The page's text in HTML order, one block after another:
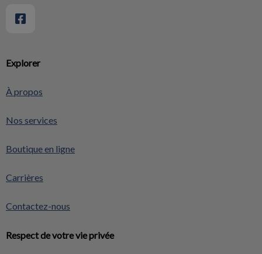
Explorer
À propos
Nos services
Boutique en ligne
Carrières
Contactez-nous
Respect de votre vie privée